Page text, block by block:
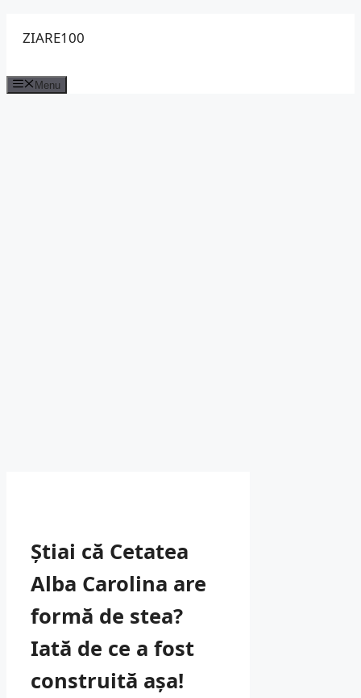
ZIARE100
Menu
Știai că Cetatea
Alba Carolina are
formă de stea?
Iată de ce a fost
construită așa!